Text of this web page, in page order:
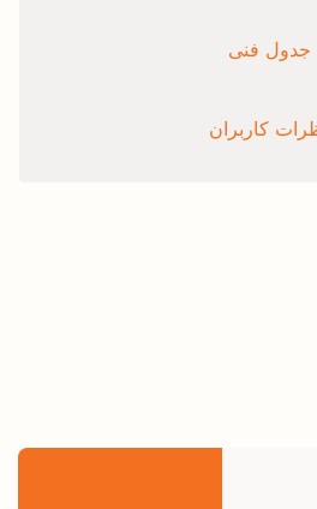
جدول فنی
کاربران